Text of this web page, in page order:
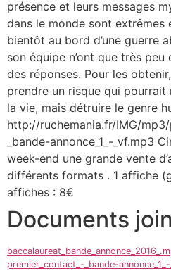
présence et leurs messages
dans le monde sont extrêmes
bientôt au bord d’une guerre
son équipe n’ont que très
des réponses. Pour les
prendre un risque qui
la vie, mais détruire le genre
http://ruchemania.fr/IMG/
_bande-annonce_1_-_vf.mp3
week-end une grande vente
différents formats . 1 affiche
affiches : 8€
Documents
premier_contact_-_bande-